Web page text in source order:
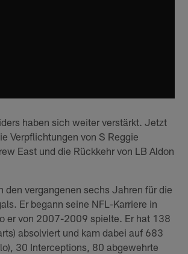
haben sich weiter verstärkt. Jetzt
Verpflichtungen von S Reggie
East und die Rückkehr von LB Aldon
den vergangenen sechs Jahren für die
Er begann seine NFL-Karriere in
er von 2007-2009 spielte. Er hat 138
absolviert und kam dabei auf 683
30 Interceptions, 80 abgewehrte